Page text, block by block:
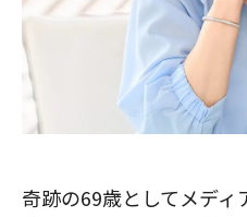
奇跡の69歳としてメデ